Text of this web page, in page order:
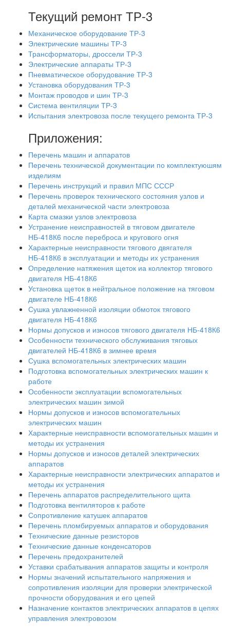
Текущий ремонт ТР-3
Механическое оборудование ТР-3
Электрические машины ТР-3
Трансформаторы, дроссели ТР-3
Электрические аппараты ТР-3
Пневматическое оборудование ТР-3
Установка оборудования ТР-3
Монтаж проводов и шин ТР-3
Система вентиляции ТР-3
Испытания электровоза после текущего ремонта ТР-3
Приложения:
Перечень машин и аппаратов
Перечень технической документации по комплектуюшям
изделиям
Перечень инструкций и правил МПС СССР
Перечень проверок технического состояния узлов и
деталей механической части электровоза
Карта смазки узлов электровоза
Устранение неисправностей в тяговом двигателе
НБ-418К6 после переброса и кругового огня
Характерные неисправности тягового двягателя
НБ-418К6 в эксплуатации и методы их устранения
Определение натяжения щеток иа коллектор тягового
двигателя НБ-418К6
Установка щеток в нейтральное положение на тяговом
двигателе НБ-418К6
Сушка увлажненной изоляции обмоток тягового
двигателя НБ-418К6
Нормы допусков и износов тягового двигателя НБ-418К6
Особенности технического обслуживания тяговых
двигателей НБ-418К6 в зимнее время
Сушка вспомогательных электрических машин
Подготовка вспомогательных электрических машин к
работе
Особенности эксплуатации вспомогательных
электрических машин зимой
Нормы допусков и износов вспомогательных
электрических машин
Характерные неисправности вспомогательных машин и
методы их устранения
Нормы допусков и износов деталей электрических
аппаратов
Характерные неисправности электрических аппаратов и
методы их устранения
Перечень аппаратов распределительного щита
Подготовка вентиляторов к работе
Сопротивление катушек аппаратов
Перечень пломбируемых аппаратов и оборудования
Технические данные резисторов
Технические данные конденсаторов
Перечень предохранителей
Уставки срабатывания аппаратов защиты и контроля
Нормы значений испытательного напряжения и
сопротивления изоляции для проверки электрической
прочности оборудования и его цепей
Назначение контактов электрических аппаратов в цепях
управления электровозом